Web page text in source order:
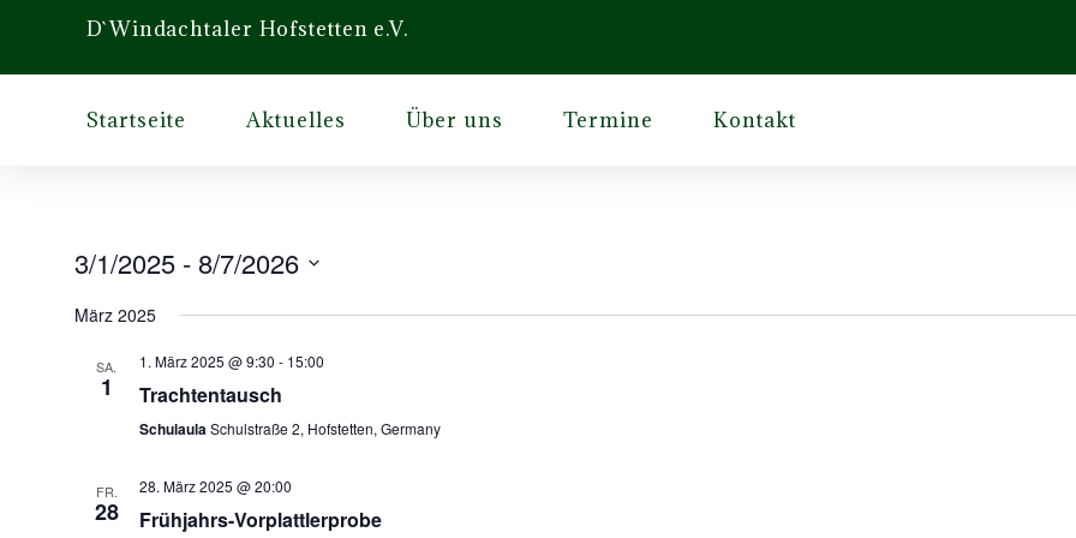
D`Windachtaler Hofstetten e.V.
Startseite Aktuelles Über uns Termine Kontakt
3/1/2025 - 8/7/2026
wählen.
März 2025
SA.
1
1. März 2025 @ 9:30 - 15:00
Trachtentausch
SchulaulaSchulstraße 2, Hofstetten, Germany
FR.
28
28. März 2025 @ 20:00
Frühjahrs-Vorplattlerprobe